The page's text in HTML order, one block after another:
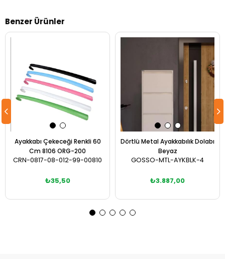
Benzer Ürünler
Ayakkabı Çekeceği Renkli 60
Cm 8106 ORG-200
CRN-0817-08-012-99-00810
₺35,50
Dörtlü Metal Ayakkabılık Dolabı
Beyaz
GOSSO-MTL-AYKBLK-4
₺3.887,00